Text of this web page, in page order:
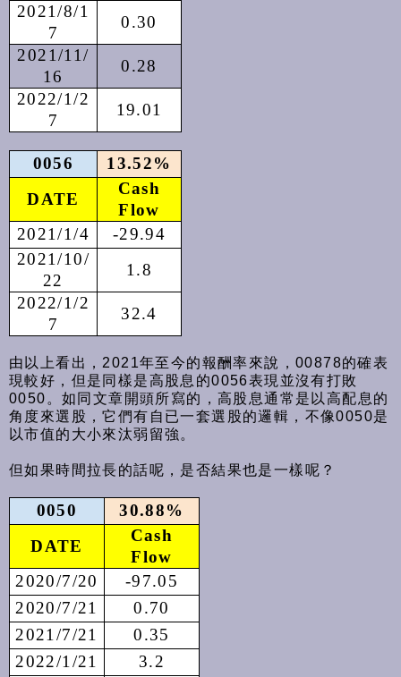
2021/8/1
7
0.30
2021/11/
16
0.28
2022/1/2
7
19.01
0056
13.52%
DATE
Cash
Flow
2021/1/4
-29.94
2021/10/
22
1.8
2022/1/2
7
32.4
由以上看出，2021年至今的報酬率來說，00878的確表
現較好，但是同樣是高股息的0056表現並沒有打敗
0050。如同文章開頭所寫的，高股息通常是以高配息的
角度來選股，它們有自已一套選股的邏輯，不像0050是
以市值的大小來汰弱留強。
但如果時間拉長的話呢，是否結果也是一樣呢？
0050
30.88%
DATE
Cash
Flow
2020/7/20
-97.05
2020/7/21
0.70
2021/7/21
0.35
2022/1/21
3.2